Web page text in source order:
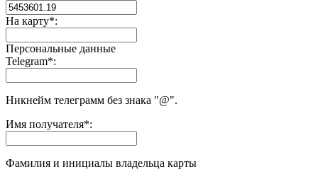
На карту*:
Персональные данные
Telegram*:
Никнейм телеграмм без знака "@".
Имя получателя*:
Фамилия и инициалы владельца карты